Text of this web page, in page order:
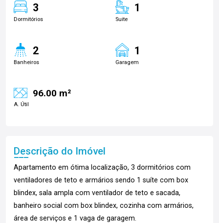
3
Dormitórios
1
Suite
2
Banheiros
1
Garagem
96.00 m²
A. Útil
Descrição do Imóvel
Apartamento em ótima localização, 3 dormitórios com
ventiladores de teto e armários sendo 1 suíte com box
blindex, sala ampla com ventilador de teto e sacada,
banheiro social com box blindex, cozinha com armários,
área de serviços e 1 vaga de garagem.